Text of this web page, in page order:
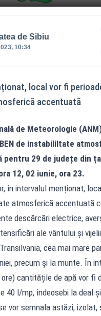
de Sibiu
10:34
local vor fi
accentuată
de Meteorologie
de instabililtate
pentru 29 de județe din
12, 02 iunie, ora 23.
în intervalul menționat,
atmosferică accentuată
descărcări electrice,
ale vântului și
cea mai mare
precum și la munte. În
cantitățile de apă vor fi
40 l/mp, îndeosebi la deal
vor semnala astăzi, izolat,